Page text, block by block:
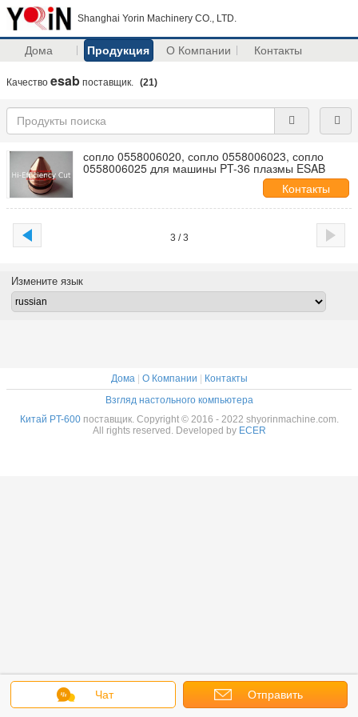
Shanghai Yorin Machinery CO., LTD.
Дома Продукция О Компании Контакты
Качество esab поставщик. (21)
сопло 0558006020, сопло 0558006023, сопло
0558006025 для машины PT-36 плазмы ESAB
Контакты
3 / 3
Чат Отправить
Измените язык
Дома| О Компании
Контакты
Взгляд настольного компьютера
Китай PT-600поставщик. Copyright © 2016 - 2022 shyorinmachine.com.
All rights reserved. Developed by ECER